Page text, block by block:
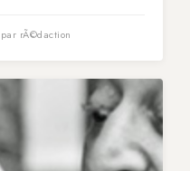
rÃ©daction